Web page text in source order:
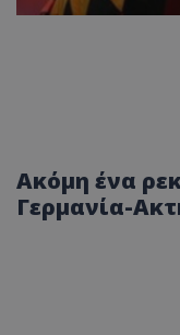
Ακόμη ένα
Γερμανία-